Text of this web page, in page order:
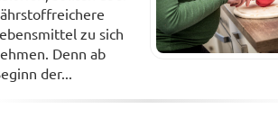
zu sich
Denn ab
der...